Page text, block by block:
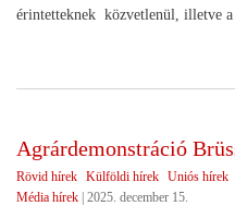
érintetteknek közvetlenül, illetve a
Agrárdemonstráció
Rövid hírek Külföldi hírek Uniós hírek
Média hírek | 2025. december 15.